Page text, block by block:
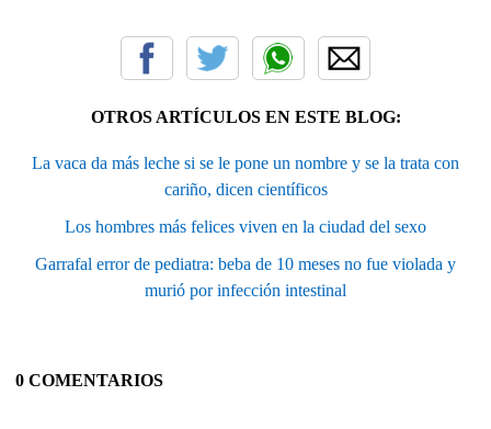
OTROS ARTÍCULOS EN ESTE BLOG:
La vaca da más leche si se le pone un nombre y se la trata con
cariño, dicen científicos
Los hombres más felices viven en la ciudad del sexo
Garrafal error de pediatra: beba de 10 meses no fue violada y
murió por infección intestinal
0 COMENTARIOS